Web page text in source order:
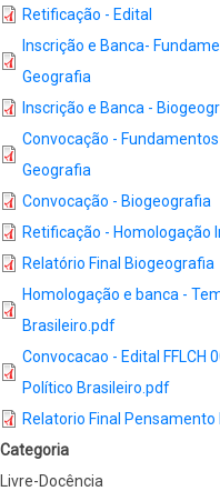
Retificação - Edital
Inscrição e Banca-
Geografia
Inscrição e Banca -
Convocação -
Geografia
Convocação - Biogeografia
Retificação - Homologação
Relatório Final Biogeografia
Homologação e banca -
Brasileiro.pdf
Convocacao - Edital
Político Brasileiro.pdf
Relatorio Final
Categoria
Livre-Docência